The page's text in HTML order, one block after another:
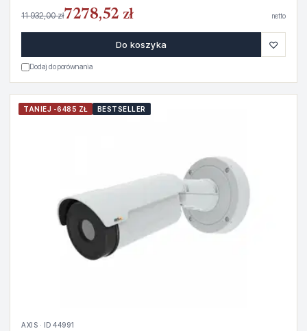
11 932,00 zł7278,52 zł netto
Do koszyka ♡
Dodaj do porównania
TANIEJ -6485 ZŁ BESTSELLER
AXIS · ID 44991